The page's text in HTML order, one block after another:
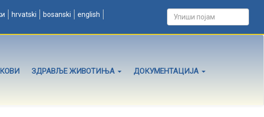
hrvatski bosanski english
ЗДРАВЉЕ ЖИВОТИЊА ДОКУМЕНТАЦИЈА